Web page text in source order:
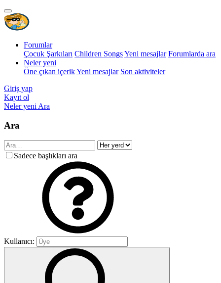
Forumlar
Çocuk Şarkıları Children SongsYeni mesajlar Forumlarda ara
Neler yeni
Öne çıkan içerikYeni mesajlar Son aktiviteler
Giriş yap
Kayıt ol
Neler yeni Ara
Ara
Sadece başlıkları ara
Kullanıcı: